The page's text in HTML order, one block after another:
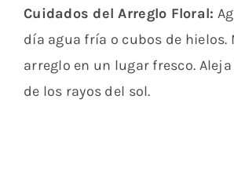
Cuidados del Arreglo Floral:
día agua fría o cubos de hielos.
arreglo en un lugar fresco.
de los rayos del sol.